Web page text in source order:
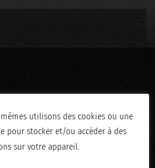
DSCF4519
.
utilisons des cookies ou une
pour stocker et/ou accéder à des
sur votre appareil.